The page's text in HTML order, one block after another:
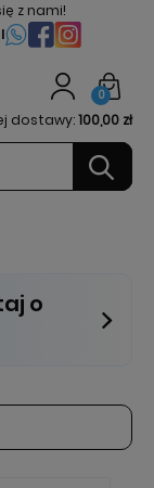
z nami!
0
dostawy:100,00 zł
o